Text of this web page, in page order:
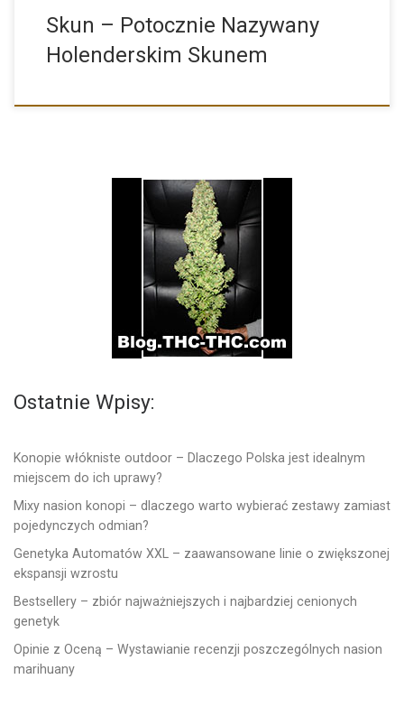
Skun – Potocznie Nazywany
Holenderskim Skunem
Ostatnie Wpisy:
Konopie włókniste outdoor – Dlaczego Polska jest idealnym
miejscem do ich uprawy?
Mixy nasion konopi – dlaczego warto wybierać zestawy zamiast
pojedynczych odmian?
Genetyka Automatów XXL – zaawansowane linie o zwiększonej
ekspansji wzrostu
Bestsellery – zbiór najważniejszych i najbardziej cenionych
genetyk
Opinie z Oceną – Wystawianie recenzji poszczególnych nasion
marihuany